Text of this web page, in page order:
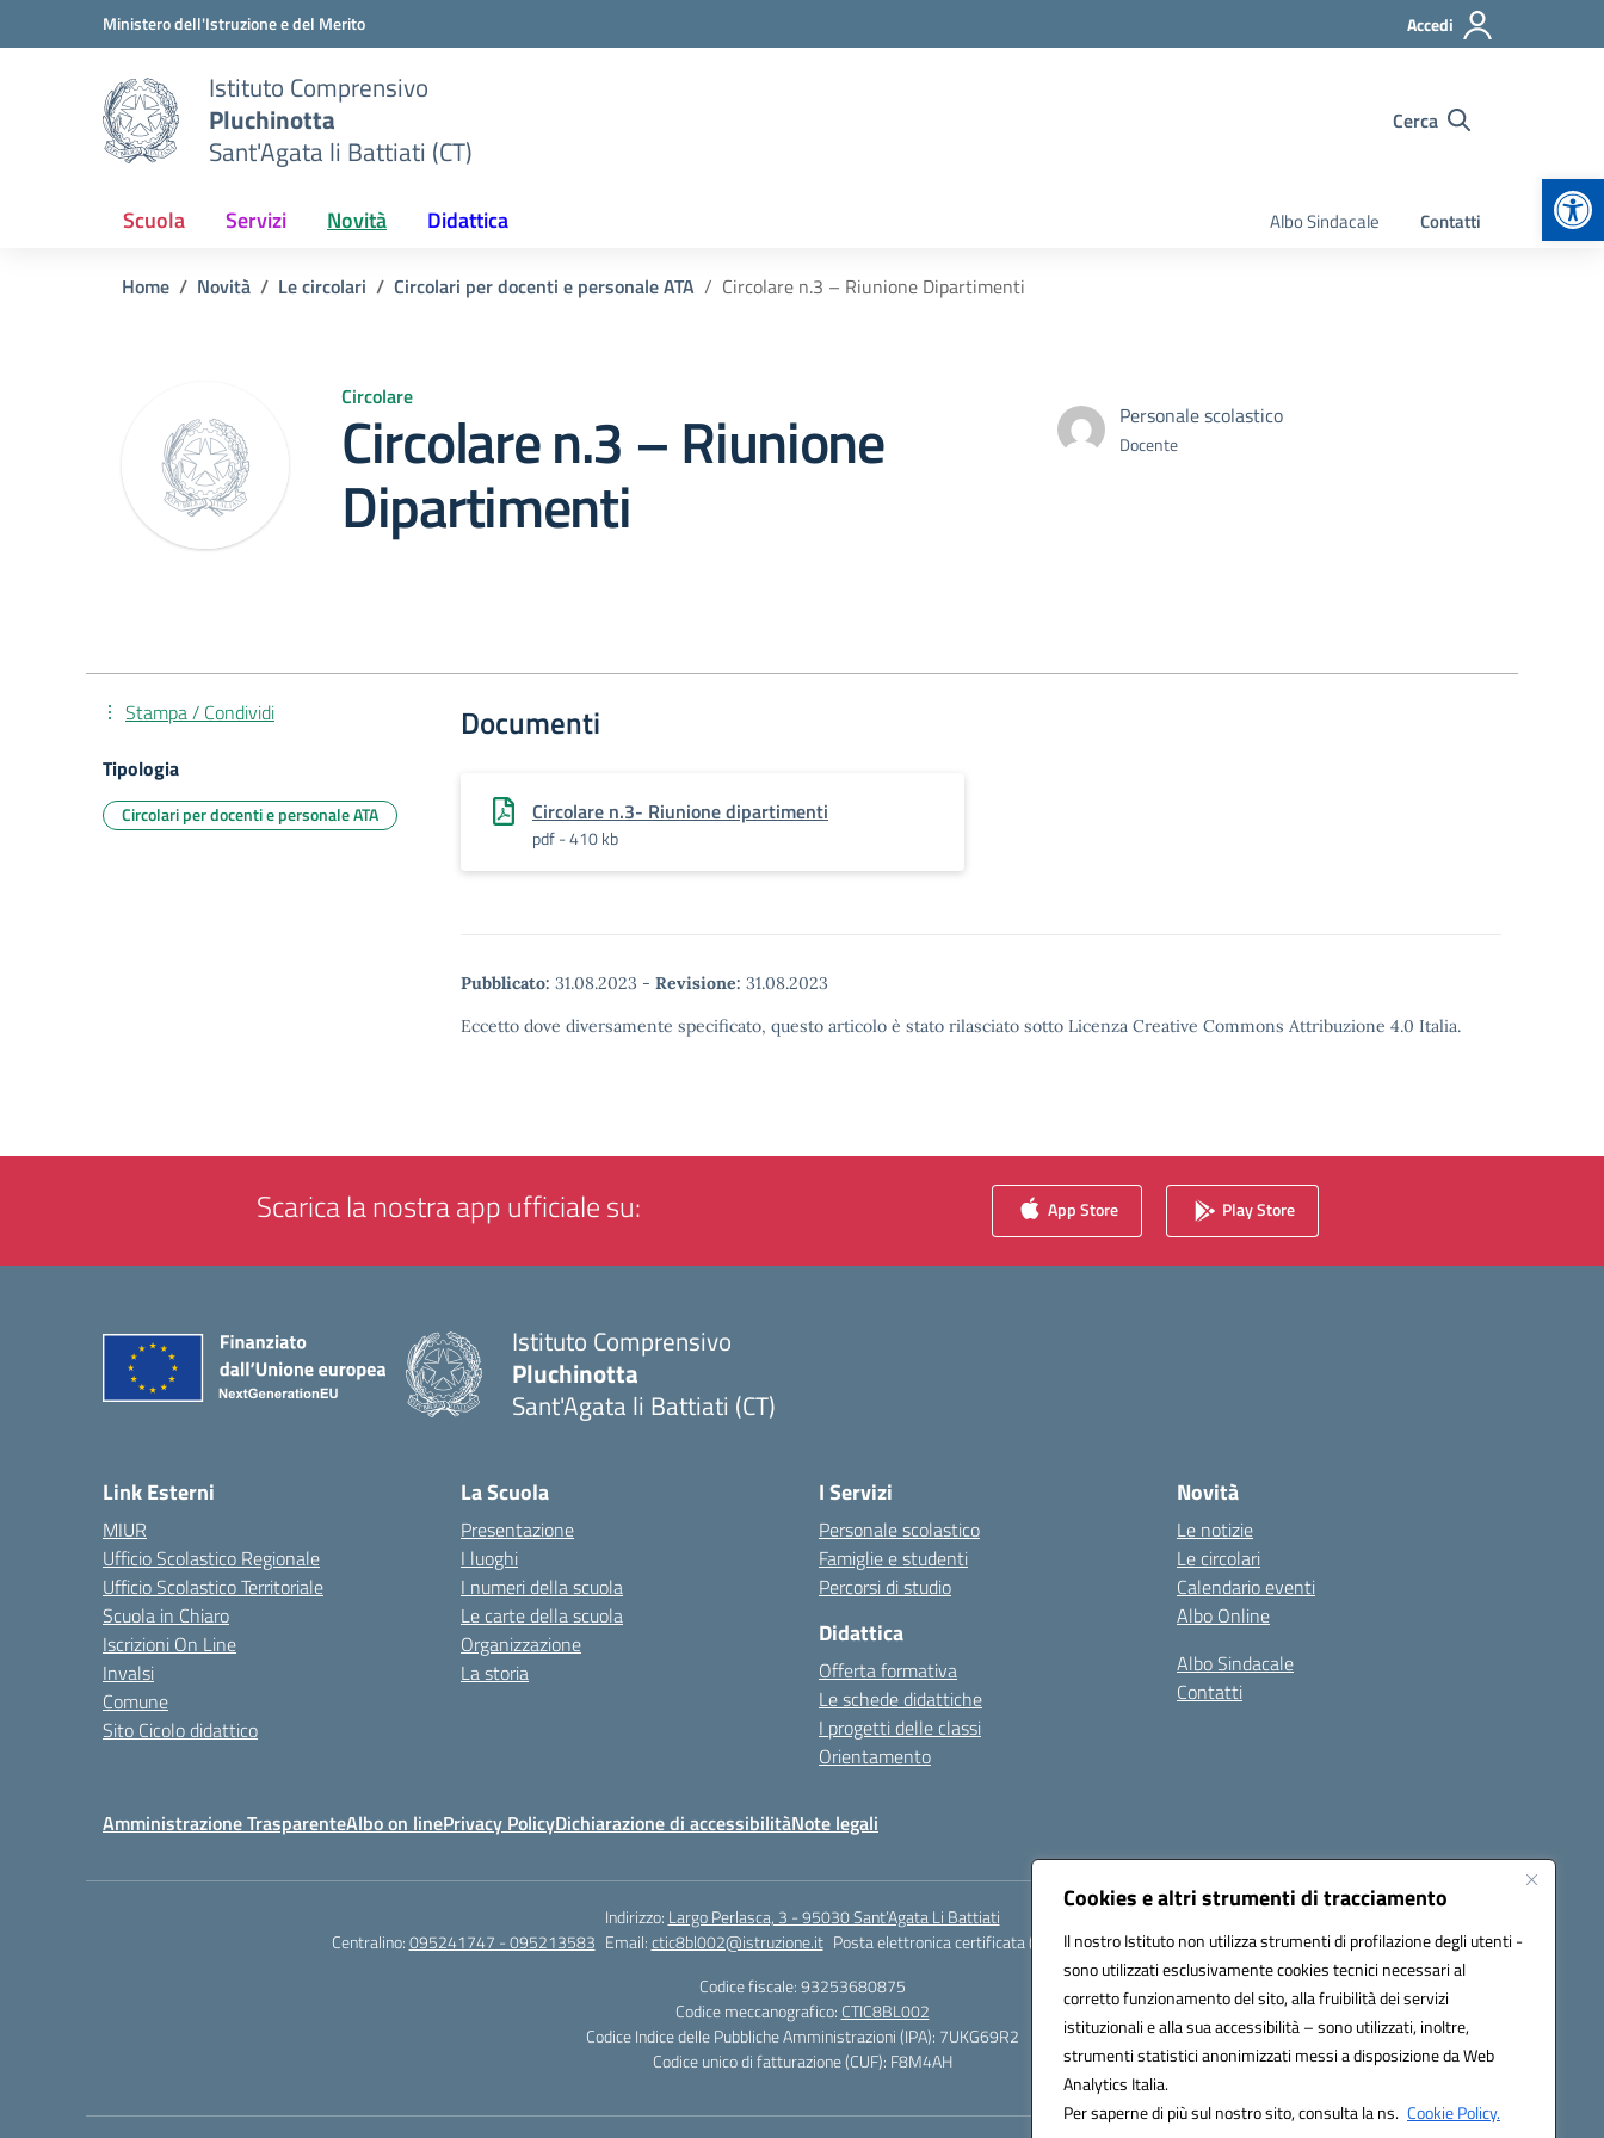
Cookies e altri strumenti di tracciamento
Il nostro Istituto non utilizza strumenti di profilazione degli utenti -
sono utilizzati esclusivamente cookies tecnici necessari al
corretto funzionamento del sito, alla fruibilità dei servizi
istituzionali e alla sua accessibilità – sono utilizzati, inoltre,
strumenti statistici anonimizzati messi a disposizione da Web
Analytics Italia.
Per saperne di più sul nostro sito, consulta la ns. Cookie Policy.
Vai ai contenuti
Vai al menu di navigazioneMinistero dell'Istruzione e del Merito Accedi
Istituto Comprensivo
Pluchinotta
Sant'Agata li Battiati (CT)
Cerca
Scuola Servizi Novità Didattica Albo Sindacale Contatti
Home Novità Le circolari Circolari per docenti e personale ATA Circolare n.3 – Riunione Dipartimenti
Circolare
Circolare n.3 – Riunione
Dipartimenti
Personale scolastico
Docente
Documenti
Circolare n.3- Riunione dipartimenti
pdf - 410 kb
Pubblicato: 31.08.2023 - Revisione: 31.08.2023
Eccetto dove diversamente specificato, questo articolo è stato rilasciato sotto Licenza Creative Commons Attribuzione 4.0 Italia.
Stampa / Condividi
Tipologia
Circolari per docenti e personale ATA
Scarica la nostra app ufficiale su: App Store Play Store
Istituto Comprensivo
Pluchinotta
Sant'Agata li Battiati (CT)
Link Esterni
MIUR
Ufficio Scolastico Regionale
Ufficio Scolastico Territoriale
Scuola in Chiaro
Iscrizioni On Line
Invalsi
Comune
Sito Cicolo didattico
La Scuola
Presentazione
I luoghi
I numeri della scuola
Le carte della scuola
Organizzazione
La storia
I Servizi
Personale scolastico
Famiglie e studenti
Percorsi di studio
Didattica
Offerta formativa
Le schede didattiche
I progetti delle classi
Orientamento
Novità
Le notizie
Le circolari
Calendario eventi
Albo Online
Albo Sindacale
Contatti
Amministrazione TrasparenteAlbo on linePrivacy PolicyDichiarazione di accessibilitàNote legali
Indirizzo: Largo Perlasca, 3 - 95030 Sant’Agata Li Battiati
Centralino:095241747 - 095213583 Email:ctic8bl002@istruzione.it Posta elettronica certificata (PEC):ctic8bl002@pec.istruzione.it
Codice fiscale: 93253680875
Codice meccanografico: CTIC8BL002
Codice Indice delle Pubbliche Amministrazioni (IPA): 7UKG69R2
Codice unico di fatturazione (CUF): F8M4AH